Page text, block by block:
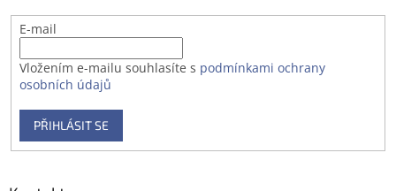
E-mail
Vložením e-mailu souhlasíte s podmínkami ochrany
osobních údajů
PŘIHLÁSIT SE